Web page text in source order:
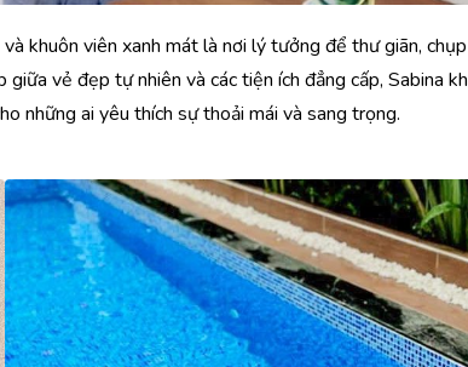
khuôn viên xanh mát là nơi lý tưởng để thư giãn, chụp
vẻ đẹp tự nhiên và các tiện ích đẳng cấp, Sabina
những ai yêu thích sự thoải mái và sang trọng.